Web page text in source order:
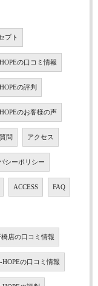
プト
の口コミ情報
の評判
のお客様の声
問 アクセス
シーポリシー
ACCESS FAQ
店の口コミ情報
の口コミ情報